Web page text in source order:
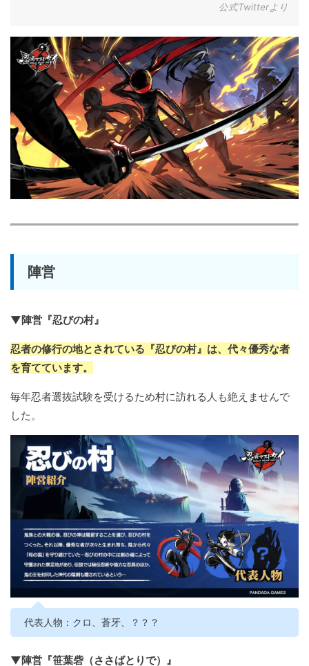
公式Twitterより
陣営
▼陣営『忍びの村』
忍者の修行の地とされている『忍びの村』は、代々優秀な者
を育てています。
毎年忍者選抜試験を受けるため村に訪れる人も絶えませんで
した。
代表人物：クロ、蒼牙、？？？
▼陣営『笹葉砦（ささばとりで）』